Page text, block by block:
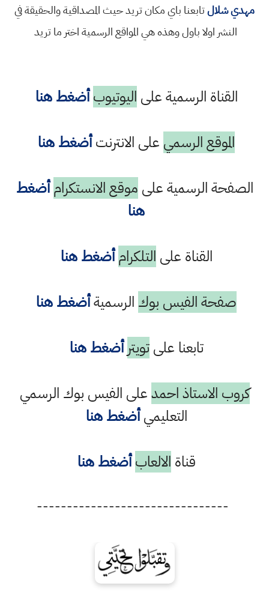
مهدي شلالتابعنا باي مكان تريد حيث المصداقية والحقيقة في
النشر اولا باول وهذه هي المواقع الرسمية اختر ما تريد
القناة الرسمية على اليوتيوب أضغط هنا
الموقع الرسمي على الانترنتأضغط هنا
الصفحة الرسمية على موقع الانستكرام أضغط
هنا
القناة على التلكرام أضغط هنا
صفحة الفيس بوك الرسميةأضغط هنا
تابعنا علىتويتر أضغط هنا
كروب الاستاذ احمدعلى الفيس بوك الرسمي
التعليميأضغط هنا
قناة الالعاب أضغط هنا
--------------------------------